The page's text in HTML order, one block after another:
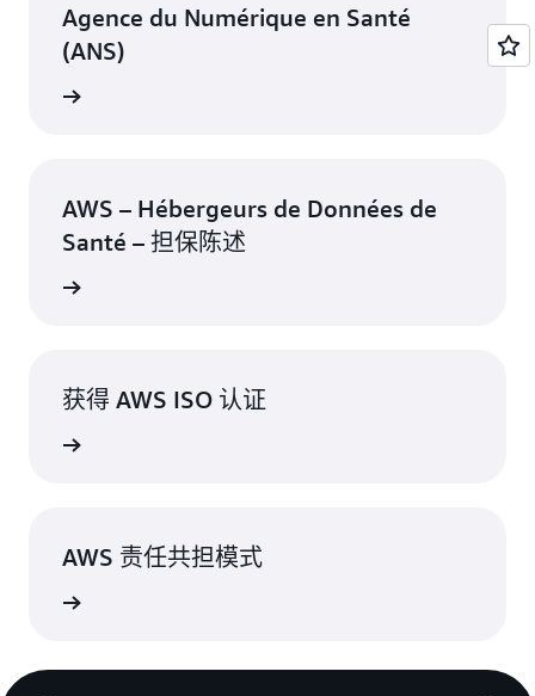
要求，包括 HDS 版本 2.0 带来的影响。HDS 要求
可以在ANS 网站
2.对用于健康数据处理的信息系统的硬件基
础设施运营条件进行预置和维护。
4.对托管信息系统应用程序的平台的运营条件
进行预置和维护。
对包含健康数据的信息系统进行管理和运
域提供。
欧洲（EEA）– 有资格参加所有活动（1-6）
欧洲地区（法国巴黎）
欧洲地区（英国伦敦）
美国东部（弗吉尼亚州北部）
美国东部（俄亥俄）
Agence du Numérique en Santé
(ANS)
AWS – Hébergeurs de Données de
Santé – 担保陈述
获得 AWS ISO 认证
AWS 责任共担模式